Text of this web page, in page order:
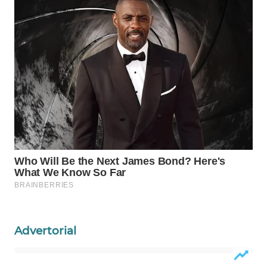
Advertorial
WAHANANEWS
WAHANANEWS
NET
WAHANA
SPORT
WAHANA
UMKM